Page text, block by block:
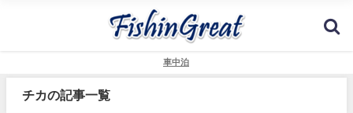
車中泊
チカの記事一覧